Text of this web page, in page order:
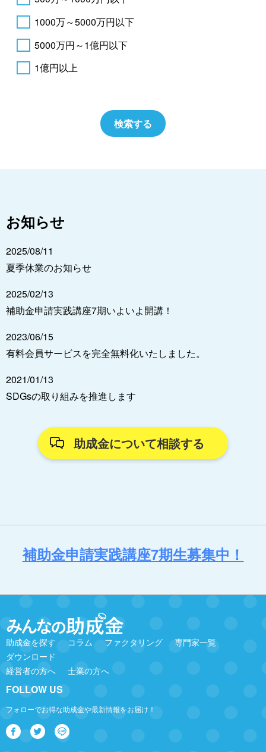
1000万～5000万円以下
5000万円～1億円以下
1億円以上
お知らせ
2025/08/11
夏季休業のお知らせ
2025/02/13
補助金申請実践講座7期いよいよ開講！
2023/06/15
有料会員サービスを完全無料化いたしました。
2021/01/13
SDGsの取り組みを推進します
助成金について相談する
補助金申請実践講座7期生募集中！
助成金を探す コラム ファクタリング
専門家一覧
ダウンロード
経営者の方へ
士業の方へ
FOLLOW US
フォローでお得な助成金や最新情報をお届け！